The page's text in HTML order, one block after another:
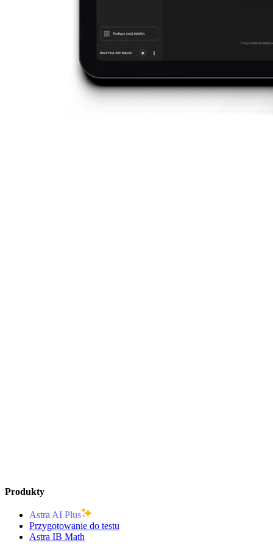
Produkty
Astra AI Plus
Przygotowanie do testu
Astra IB Math